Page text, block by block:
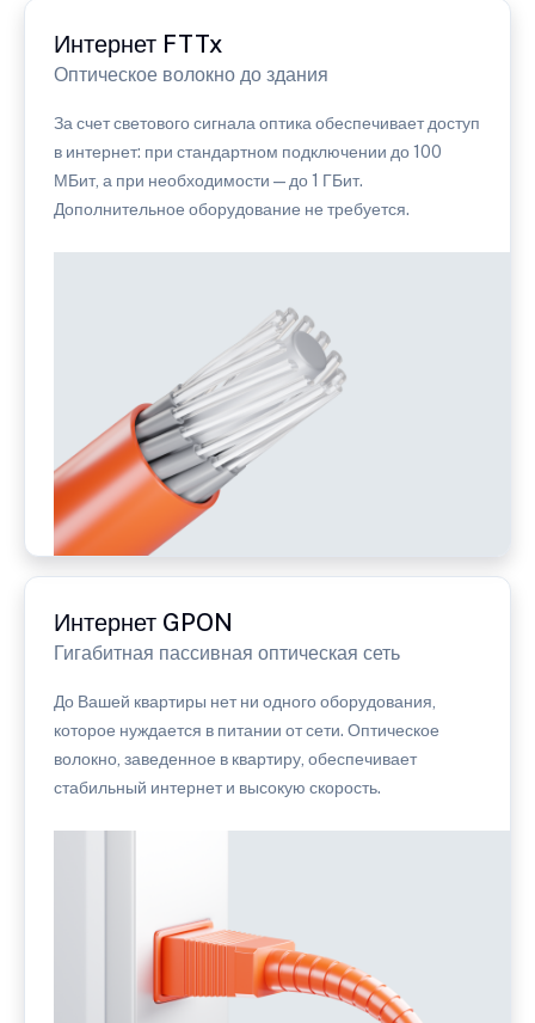
Интернет FTTx
Оптическое волокно до здания
За счет светового сигнала оптика обеспечивает доступ
в интернет: при стандартном подключении до 100
МБит, а при необходимости — до 1 ГБит.
Дополнительное оборудование не требуется.
Интернет GPON
Гигабитная пассивная оптическая сеть
До Вашей квартиры нет ни одного оборудования,
которое нуждается в питании от сети. Оптическое
волокно, заведенное в квартиру, обеспечивает
стабильный интернет и высокую скорость.